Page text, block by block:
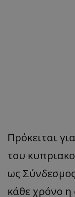
Πρόκειται
του
ως
κάθε χρόνο